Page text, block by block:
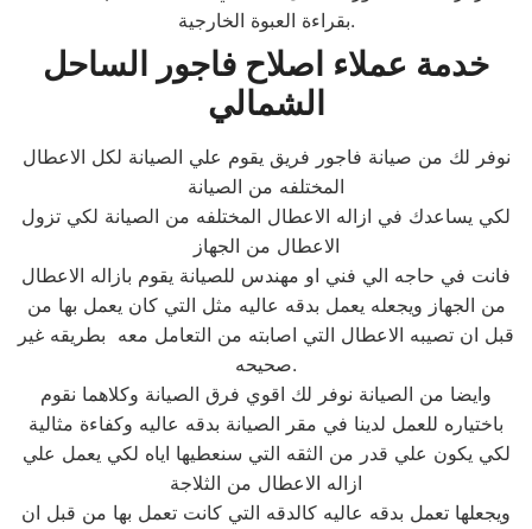
بقراءة العبوة الخارجية.
خدمة عملاء اصلاح فاجور الساحل
الشمالي
نوفر لك من صيانة فاجور فريق يقوم علي الصيانة لكل الاعطال
المختلفه من الصيانة
لكي يساعدك في ازاله الاعطال المختلفه من الصيانة لكي تزول
الاعطال من الجهاز
فانت في حاجه الي فني او مهندس للصيانة يقوم بازاله الاعطال
من الجهاز ويجعله يعمل بدقه عاليه مثل التي كان يعمل بها من
قبل ان تصيبه الاعطال التي اصابته من التعامل معه بطريقه غير
صحيحه.
وايضا من الصيانة نوفر لك اقوي فرق الصيانة وكلاهما نقوم
باختياره للعمل لدينا في مقر الصيانة بدقه عاليه وكفاءة مثالية
لكي يكون علي قدر من الثقه التي سنعطيها اياه لكي يعمل علي
ازاله الاعطال من الثلاجة
ويجعلها تعمل بدقه عاليه كالدقه التي كانت تعمل بها من قبل ان